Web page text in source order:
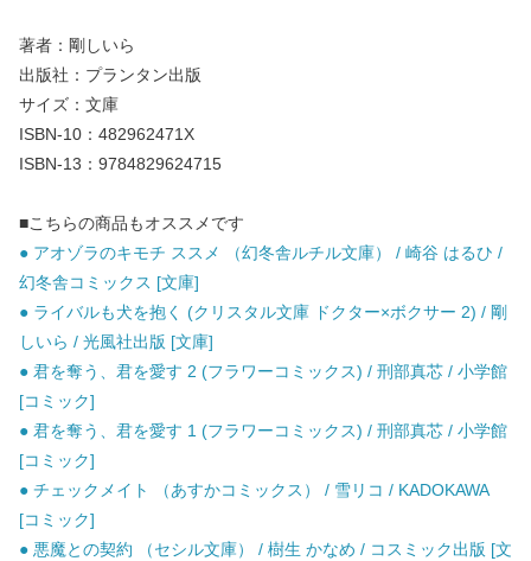
著者：剛しいら
出版社：プランタン出版
サイズ：文庫
ISBN-10：482962471X
ISBN-13：9784829624715
■こちらの商品もオススメです
● アオゾラのキモチ ススメ （幻冬舎ルチル文庫） / 崎谷 はるひ /
幻冬舎コミックス [文庫]
● ライバルも犬を抱く (クリスタル文庫 ドクター×ボクサー 2) / 剛
しいら / 光風社出版 [文庫]
● 君を奪う、君を愛す 2 (フラワーコミックス) / 刑部真芯 / 小学館
[コミック]
● 君を奪う、君を愛す 1 (フラワーコミックス) / 刑部真芯 / 小学館
[コミック]
● チェックメイト （あすかコミックス） / 雪リコ / KADOKAWA
[コミック]
● 悪魔との契約 （セシル文庫） / 樹生 かなめ / コスミック出版 [文